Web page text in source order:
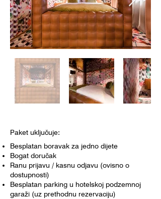
Paket uključuje:
Besplatan boravak za jedno dijete
Bogat doručak
Ranu prijavu / kasnu odjavu (ovisno o
dostupnosti)
Besplatan parking u hotelskoj podzemnoj
garaži (uz prethodnu rezervaciju)